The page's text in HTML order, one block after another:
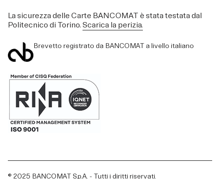
La sicurezza delle Carte BANCOMAT è stata testata dal
Politecnico di Torino. Scarica la perizia.
Brevetto registrato da BANCOMAT a livello italiano
© 2025 BANCOMAT S.p.A. - Tutti i diritti riservati.